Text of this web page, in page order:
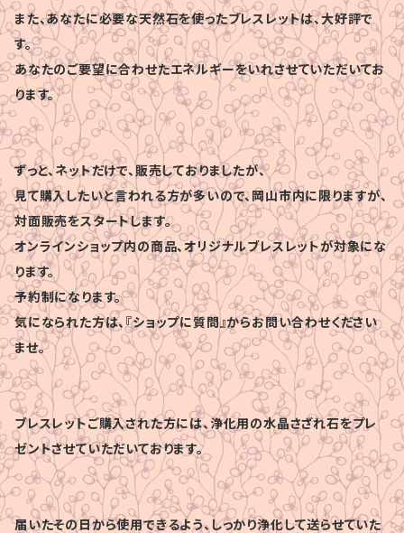
また、あなたに必要な天然石を使ったブレスレットは、大好評で
す。
あなたのご要望に合わせたエネルギーをいれさせていただいてお
ります。
ずっと、ネットだけで、販売しておりましたが、
見て購入したいと言われる方が多いので、岡山市内に限りますが、
対面販売をスタートします。
オンラインショップ内の商品、オリジナルブレスレットが対象にな
ります。
予約制になります。
気になられた方は、『ショップに質問』からお問い合わせください
ませ。
ブレスレットご購入された方には、浄化用の水晶さざれ石をプレ
ゼントさせていただいております。
届いたその日から使用できるよう、しっかり浄化して送らせていた